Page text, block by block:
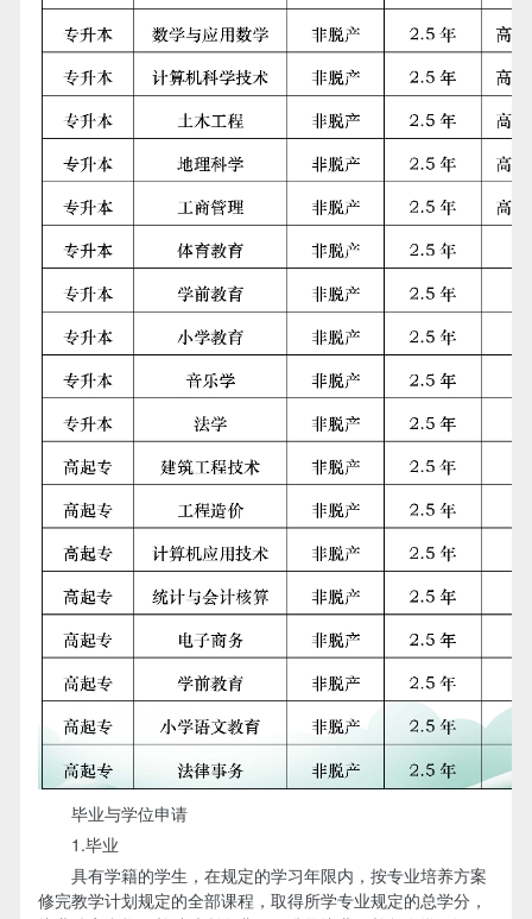
毕业与学位申请
1.毕业
具有学籍的学生，在规定的学习年限内，按专业培养方案
修完教学计划规定的全部课程，取得所学专业规定的总学分，